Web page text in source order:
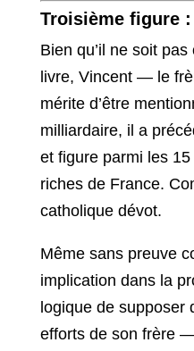
Troisième figure
Bien qu’il ne soit
livre, Vincent — le
mérite d’être
milliardaire, il a
et figure parmi les
riches de France.
catholique dévot.
Même sans preuve
implication dans la
logique de supposer
efforts de son frère